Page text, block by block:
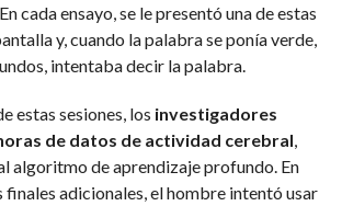
. En cada ensayo, se le presentó una de estas
y, cuando la palabra se ponía verde,
intentaba decir la palabra.
estas sesiones, los investigadores
de datos de actividad cerebral
algoritmo de aprendizaje profundo. En
finales adicionales, el hombre intentó usar